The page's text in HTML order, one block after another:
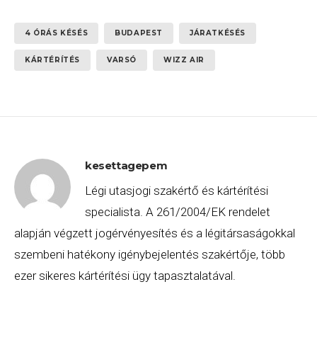
4 ÓRÁS KÉSÉS BUDAPEST JÁRATKÉSÉS
KÁRTÉRÍTÉS VARSÓ WIZZ AIR
kesettagepem
Légi utasjogi szakértő és kártérítési
specialista. A 261/2004/EK rendelet
alapján végzett jogérvényesítés és a légitársaságokkal
szembeni hatékony igénybejelentés szakértője, több
ezer sikeres kártérítési ügy tapasztalatával.